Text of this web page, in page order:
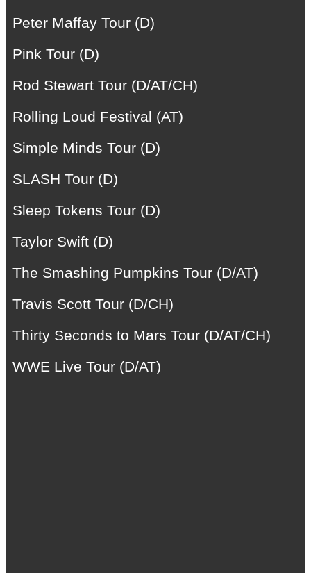
Peter Maffay Tour (D)
Pink Tour (D)
Rod Stewart Tour (D/AT/CH)
Rolling Loud Festival (AT)
Simple Minds Tour (D)
SLASH Tour (D)
Sleep Tokens Tour (D)
Taylor Swift (D)
The Smashing Pumpkins Tour (D/AT)
Travis Scott Tour (D/CH)
Thirty Seconds to Mars Tour (D/AT/CH)
WWE Live Tour (D/AT)